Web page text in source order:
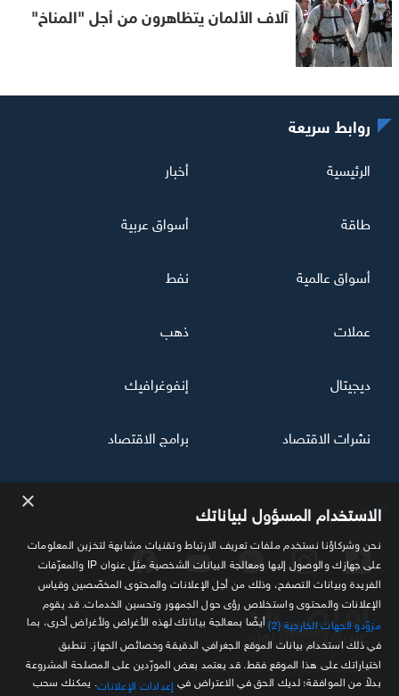
آلاف الألمان يتظاهرون من أجل "المناخ"
تابعنا
مصدرك الموثوق للمعلومة الاقتصادية
روابط سريعة
الرئيسية أخبار
طاقة أسواق عربية
أسواق عالمية نفط
عملات ذهب
ديجيتال إنفوغرافيك
نشرات الاقتصاد برامج الاقتصاد
× الاستخدام المسؤول لبياناتك
نحن وشركاؤنا نستخدم ملفات تعريف الارتباط وتقنيات مشابهة لتخزين المعلومات
على جهازك والوصول إليها ومعالجة البيانات الشخصية مثل عنوان IP والمعرّفات
الفريدة وبيانات التصفح، وذلك من أجل الإعلانات والمحتوى المخصّصين وقياس
الإعلانات والمحتوى واستخلاص رؤى حول الجمهور وتحسين الخدمات. قد يقوم
مزوّدو الجهات الخارجية (2)
أيضًا بمعالجة بياناتك لهذه الأغراض ولأغراض أخرى، بما
في ذلك استخدام بيانات الموقع الجغرافي الدقيقة وخصائص الجهاز. تنطبق
اختياراتك على هذا الموقع فقط. قد يعتمد بعض المورّدين على المصلحة المشروعة
بدلاً من الموافقة؛ لديك الحق في الاعتراض في إعدادات الإعلانات . يمكنك سحب